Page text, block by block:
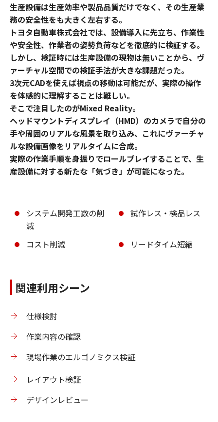
生産設備は生産効率や製品品質だけでなく、その生産業
務の安全性をも大きく左右する。
トヨタ自動車株式会社では、設備導入に先立ち、作業性
や安全性、作業者の姿勢負荷などを徹底的に検証する。
しかし、検証時には生産設備の現物は無いことから、ヴ
ァーチャル空間での検証手法が大きな課題だった。
3次元CADを使えば視点の移動は可能だが、実際の操作
を体感的に理解することは難しい。
そこで注目したのがMixed Reality。
ヘッドマウントディスプレイ（HMD）のカメラで自分の
手や周囲のリアルな風景を取り込み、これにヴァーチャ
ルな設備画像をリアルタイムに合成。
実際の作業手順を身振りでロールプレイすることで、生
産設備に対する新たな「気づき」が可能になった。
システム開発工数の削
減
試作レス・検品レス
コスト削減 リードタイム短縮
関連利用シーン
仕様検討
作業内容の確認
現場作業のエルゴノミクス検証
レイアウト検証
デザインレビュー